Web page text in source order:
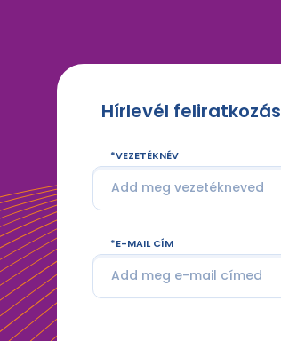
Hírlevél feliratkozás
VEZETÉKNÉV
E-MAIL CÍM